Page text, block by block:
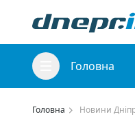
Головна
Головна Новини